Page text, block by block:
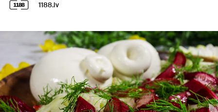
1188.lv